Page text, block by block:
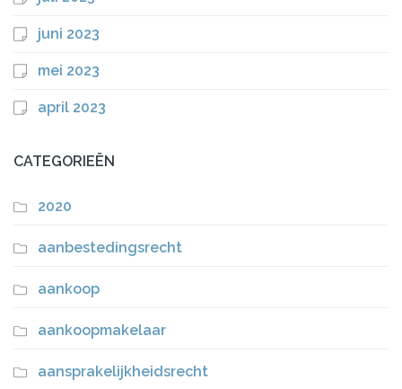
juni 2023
mei 2023
april 2023
CATEGORIEËN
2020
aanbestedingsrecht
aankoop
aankoopmakelaar
aansprakelijkheidsrecht